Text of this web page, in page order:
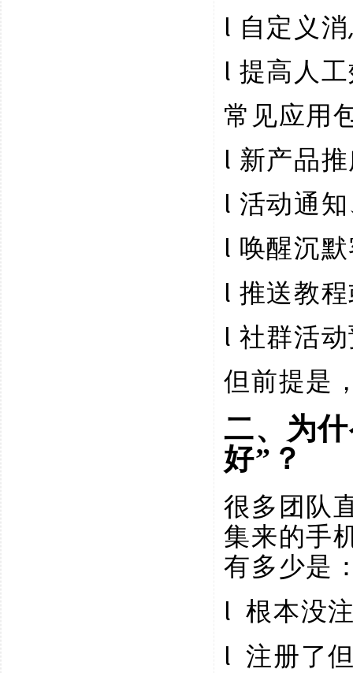
l 自定义
l 提高人
常见应用
l 新产品
l 活动通
l 唤醒沉
l 推送教
l 社群活
但前提是
二、为
好”？
很多团队
集来的手
有多少是
l 根本没
l 注册了